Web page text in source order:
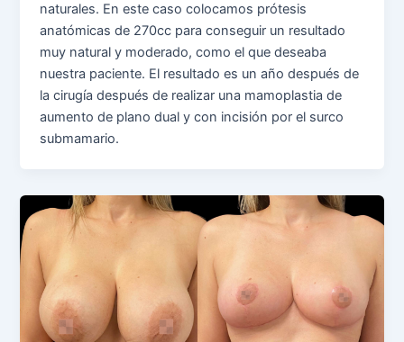
naturales. En este caso colocamos prótesis
anatómicas de 270cc para conseguir un resultado
muy natural y moderado, como el que deseaba
nuestra paciente. El resultado es un año después de
la cirugía después de realizar una mamoplastia de
aumento de plano dual y con incisión por el surco
submamario.